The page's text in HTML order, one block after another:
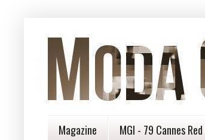
Magazine MGI - 79 Cannes